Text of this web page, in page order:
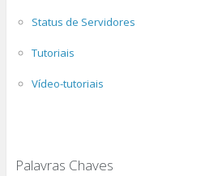
Status de Servidores
Tutoriais
Vídeo-tutoriais
Palavras Chaves